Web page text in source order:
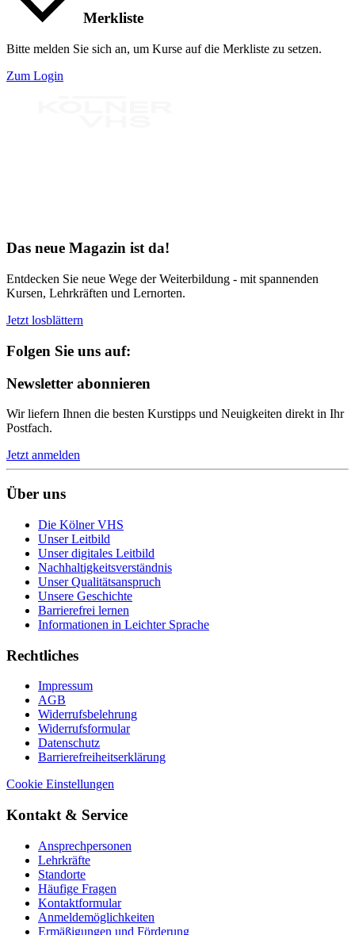
Merkliste
Bitte melden Sie sich an, um Kurse auf die Merkliste zu setzen.
Zum Login
Das neue Magazin ist da!
Entdecken Sie neue Wege der Weiterbildung - mit spannenden
Kursen, Lehrkräften und Lernorten.
Jetzt losblättern
Folgen Sie uns auf:
Newsletter abonnieren
Wir liefern Ihnen die besten Kurstipps und Neuigkeiten direkt in Ihr
Postfach.
Jetzt anmelden
Über uns
Die Kölner VHS
Unser Leitbild
Unser digitales Leitbild
Nachhaltigkeitsverständnis
Unser Qualitätsanspruch
Unsere Geschichte
Barrierefrei lernen
Informationen in Leichter Sprache
Rechtliches
Impressum
AGB
Widerrufsbelehrung
Widerrufsformular
Datenschutz
Barrierefreiheitserklärung
Cookie Einstellungen
Kontakt & Service
Ansprechpersonen
Lehrkräfte
Standorte
Häufige Fragen
Kontaktformular
Anmeldemöglichkeiten
Ermäßigungen und Förderung